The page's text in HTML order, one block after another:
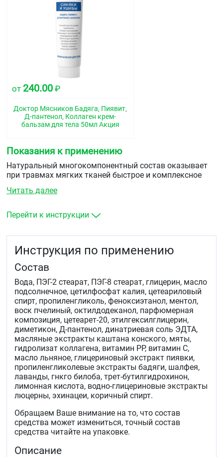
от 240.00 ₽
Доктор Мясников Бадяга, Пиявит,
Д-пантенол, Коллаген крем-
бальзам для тела 50мл Акция
Показания к применению
Натуральный многокомпонентный состав оказывает
при травмах мягких тканей быстрое и комплексное
сосудов, всех слоев кожи, снижает неприятные
восстановления, препятствует образованию гематом.
Читать далее
Перейти к инструкции
Инструкция по применению
Состав
Вода, ПЭГ-2 стеарат, ПЭГ-8 стеарат, глицерин, масло
подсолнечное, цетилфосфат калия, цетеариловый
спирт, пропиленгликоль, феноксиэтанол, ментол,
воск пчелиный, октилдодеканол, парфюмерная
композиция, цетеарет-20, этилгексилглицерин,
диметикон, Д-пантенол, динатриевая соль ЭДТА,
масляные экстракты каштана конского, мяты,
гидролизат коллагена, витамин РР, витамин С,
масло льняное, глицериновый экстракт пиявки,
пропиленгликолевые экстракты бадяги, шалфея,
лаванды, гнкго билоба, трет-бутилгидрохинон,
лимонная кислота, водно-глицериновые экстракты
люцерны, эхинацеи, коричный спирт.
Обращаем Ваше внимание на то, что состав
средства может измениться, точный состав
средства читайте на упаковке.
Описание